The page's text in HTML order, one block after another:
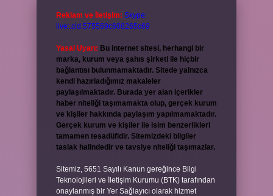
Reklam ve İletişim: Skype:
live:.cid.575569c608265c69
Yasal Uyarı: Bu internet sitesi, herhangi bir
marka, kurum veya şahıs şirketi ile hiçbir
bağlantısı bulunmamaktadır. Sitede yalnızca
kendi hazırladığımız makaleler
paylaşılmaktadır. Burada yer alan içerikler
haber niteliği taşımamakta olup, gerçek kurum
ve kişiler hakkında paylaşım yapılmamaktadır.
Gerçek kurum ve kişiler ile isim benzerlikleri
tamamen tesadüfidir. Sitemizdeki bilgiler
taslak halindedir ve tavsiye niteliği taşımazlar.
Sitemiz, 5651 Sayılı Kanun gereğince Bilgi
Teknolojileri ve İletişim Kurumu (BTK) tarafından
onaylanmış bir Yer Sağlayıcı olarak hizmet